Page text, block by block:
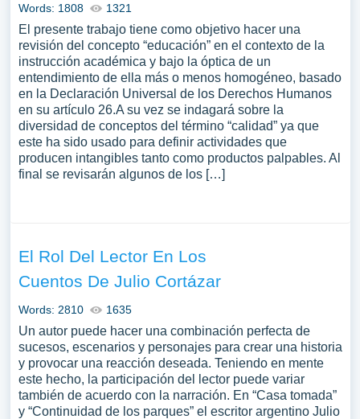
Words: 1808 1321
El presente trabajo tiene como objetivo hacer una
revisión del concepto “educación” en el contexto de la
instrucción académica y bajo la óptica de un
entendimiento de ella más o menos homogéneo, basado
en la Declaración Universal de los Derechos Humanos
en su artículo 26.A su vez se indagará sobre la
diversidad de conceptos del término “calidad” ya que
este ha sido usado para definir actividades que
producen intangibles tanto como productos palpables. Al
final se revisarán algunos de los […]
El Rol Del Lector En Los
Cuentos De Julio Cortázar
Words: 2810 1635
Un autor puede hacer una combinación perfecta de
sucesos, escenarios y personajes para crear una historia
y provocar una reacción deseada. Teniendo en mente
este hecho, la participación del lector puede variar
también de acuerdo con la narración. En “Casa tomada”
y “Continuidad de los parques” el escritor argentino Julio